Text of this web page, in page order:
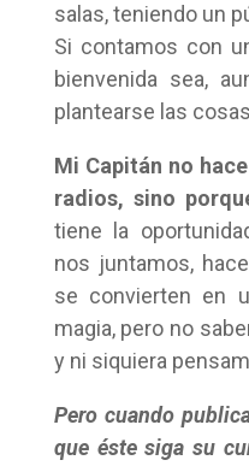
salas, teniendo un
Si contamos con
bienvenida sea,
plantearse las
Mi Capitán no
radios, sino
tiene la
nos juntamos,
se convierten en
magia, pero no
y ni siquiera
Pero cuando
que éste siga su